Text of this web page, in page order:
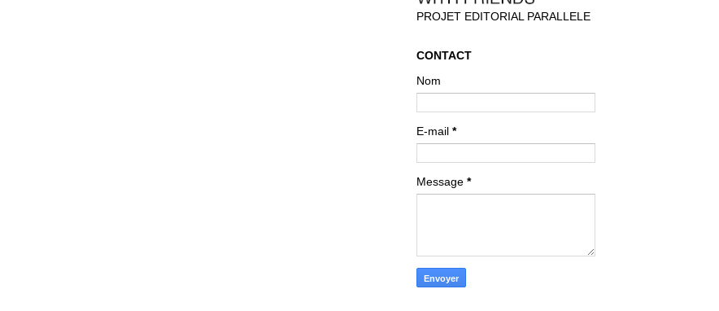
PROJET EDITORIAL PARALLELE
CONTACT
Nom
E-mail *
Message *